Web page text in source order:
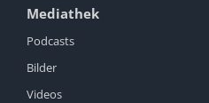
Mediathek
Podcasts
Bilder
Videos